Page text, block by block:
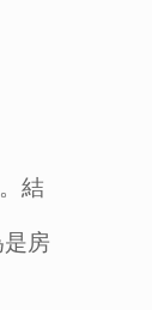
結
房